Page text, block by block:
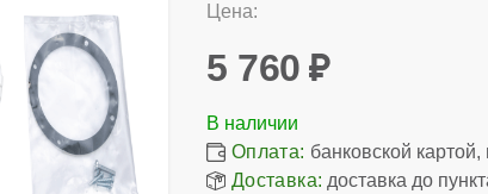
Цена:
5 760
Оплата: банковской картой,
Доставка: доставка до